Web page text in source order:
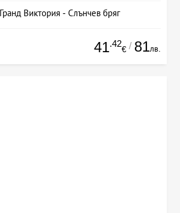
Виктория - Слънчев бряг
41.42
€ / 81лв.